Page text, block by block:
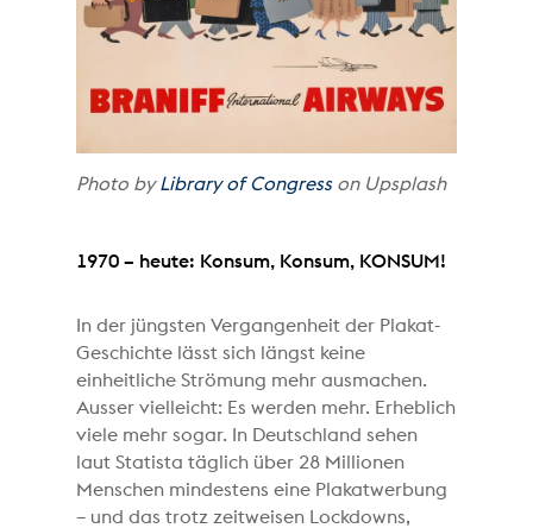
Photo byLibrary of Congresson Upsplash
1970 – heute: Konsum, Konsum, KONSUM!
In der jüngsten Vergangenheit der Plakat-
Geschichte lässt sich längst keine
einheitliche Strömung mehr ausmachen.
Ausser vielleicht: Es werden mehr. Erheblich
viele mehr sogar. In Deutschland sehen
laut Statista täglich über 28 Millionen
Menschen mindestens eine Plakatwerbung
– und das trotz zeitweisen Lockdowns,